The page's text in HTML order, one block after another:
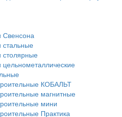
Свенсона
стальные
столярные
цельнометаллические
КОБАЛЬТ
магнитные
мини
Практика